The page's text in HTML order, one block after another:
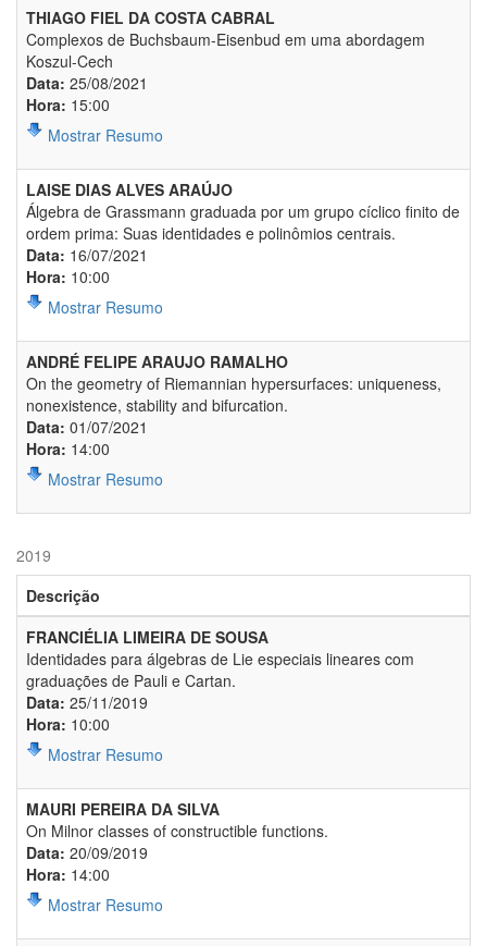
THIAGO FIEL DA COSTA CABRAL
Complexos de Buchsbaum-Eisenbud em uma abordagem
Koszul-Cech
Data: 25/08/2021
Hora: 15:00
Mostrar Resumo
LAISE DIAS ALVES ARAÚJO
Álgebra de Grassmann graduada por um grupo cíclico finito de
ordem prima: Suas identidades e polinômios centrais.
Data: 16/07/2021
Hora: 10:00
Mostrar Resumo
ANDRÉ FELIPE ARAUJO RAMALHO
On the geometry of Riemannian hypersurfaces: uniqueness,
nonexistence, stability and bifurcation.
Data: 01/07/2021
Hora: 14:00
Mostrar Resumo
2019
Descrição
FRANCIÉLIA LIMEIRA DE SOUSA
Identidades para álgebras de Lie especiais lineares com
graduações de Pauli e Cartan.
Data: 25/11/2019
Hora: 10:00
Mostrar Resumo
MAURI PEREIRA DA SILVA
On Milnor classes of constructible functions.
Data: 20/09/2019
Hora: 14:00
Mostrar Resumo